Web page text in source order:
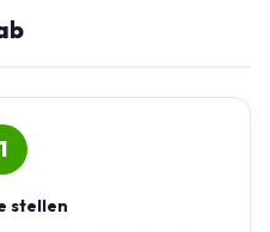
1
stellen